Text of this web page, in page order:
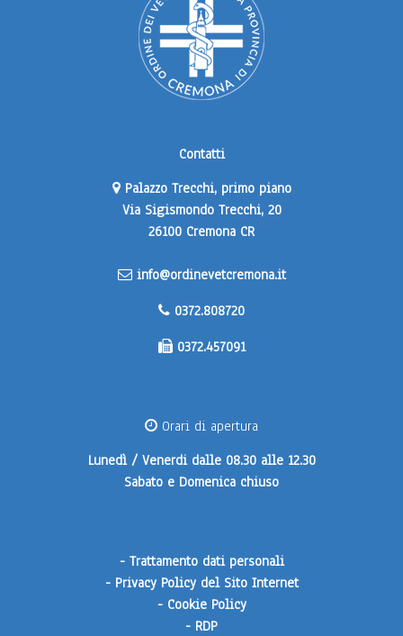
Contatti
Palazzo Trecchi, primo piano
Via Sigismondo Trecchi, 20
26100 Cremona CR
info@ordinevetcremona.it
0372.808720
0372.457091
Orari di apertura
Lunedì / Venerdidalle 08.30 alle 12.30
Sabato e Domenica chiuso
- Trattamento dati personali
- Privacy Policy del Sito Internet
- Cookie Policy
- RDP